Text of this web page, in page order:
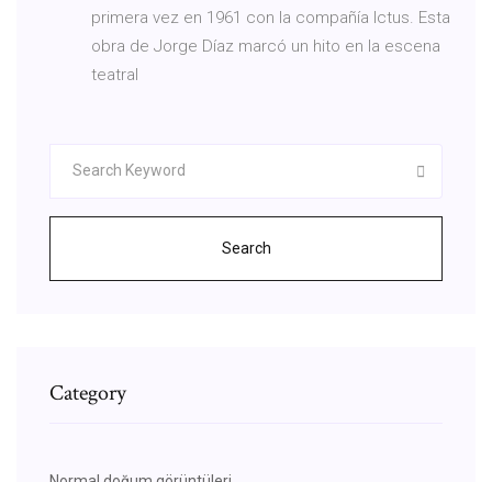
primera vez en 1961 con la compañía Ictus. Esta
obra de Jorge Díaz marcó un hito en la escena
teatral
Search
Category